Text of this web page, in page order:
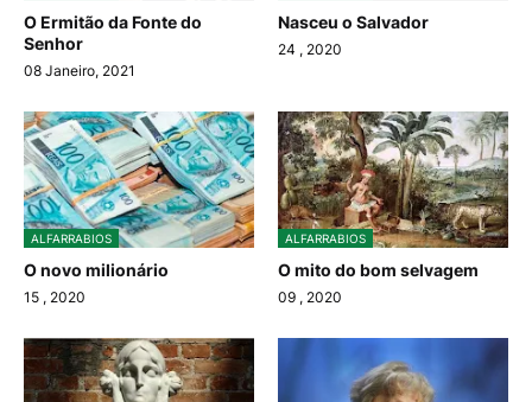
O Ermitão da Fonte do
Senhor
08 Janeiro, 2021
Nasceu o Salvador
24 , 2020
ALFARRABIOS
O novo milionário
15 , 2020
ALFARRABIOS
O mito do bom selvagem
09 , 2020